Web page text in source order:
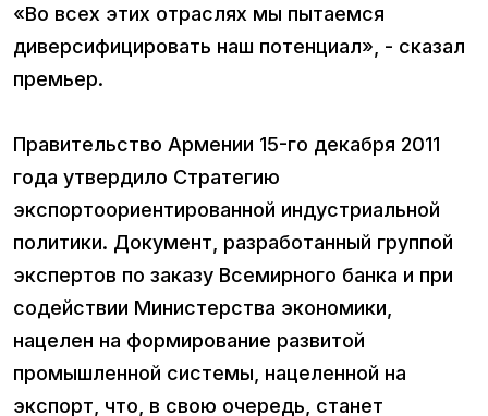
«Во всех этих отраслях мы пытаемся
диверсифицировать наш потенциал», - сказал
премьер.
Правительство Армении 15-го декабря 2011
года утвердило Стратегию
экспортоориентированной индустриальной
политики. Документ, разработанный группой
экспертов по заказу Всемирного банка и при
содействии Министерства экономики,
нацелен на формирование развитой
промышленной системы, нацеленной на
экспорт, что, в свою очередь, станет